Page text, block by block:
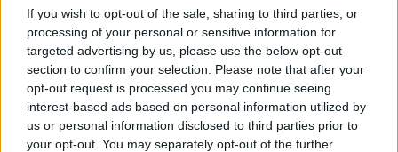
If you wish to opt-out of the sale, sharing to third parties, or
processing of your personal or sensitive information for
targeted advertising by us, please use the below opt-out
section to confirm your selection. Please note that after your
opt-out request is processed you may continue seeing
interest-based ads based on personal information utilized by
us or personal information disclosed to third parties prior to
your opt-out. You may separately opt-out of the further
Il giocatore è legato all’Old Traffordda un contratto di tre
anni, ma per il suo futuro ci sarebbero anche le sirene
dell’MLS.
REDAZIONE
Twitter @Calciopremier